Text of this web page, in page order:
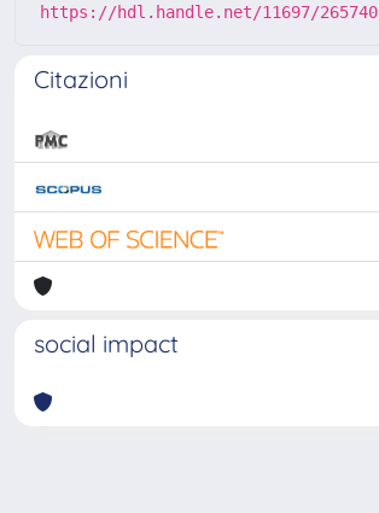
https://hdl.handle.net/11697/265740
Citazioni
social impact